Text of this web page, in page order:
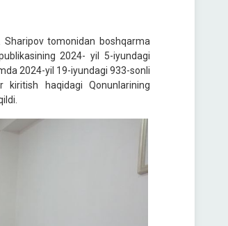
tomonidan boshqarma
2024- yil 5-iyundagi
2024-yil 19-iyundagi 933-sonli
kiritish haqidagi Qonunlarining